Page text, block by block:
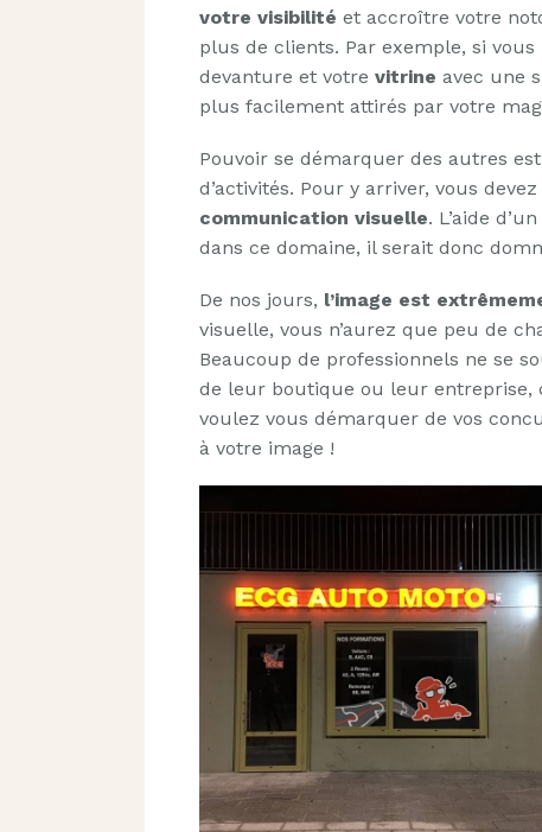
votre visibilité et accroître votre
plus de clients. Par exemple, si vous
devanture et votrevitrine avec une
plus facilement attirés par votre
Pouvoir se démarquer des autres
d’activités. Pour y arriver, vous
communication visuelle. L’aide d’un
dans ce domaine, il serait donc
De nos jours, l’image est
visuelle, vous n’aurez que peu de
Beaucoup de professionnels ne se
de leur boutique ou leur entreprise,
voulez vous démarquer de vos
à votre image !